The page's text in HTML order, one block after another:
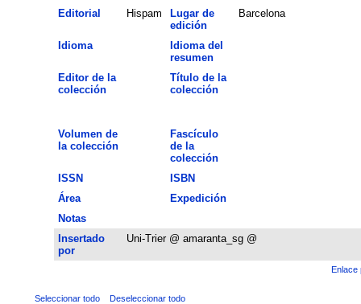
Editorial
Hispam
Lugar de
edición
Barcelona
Idioma
Idioma del
resumen
Editor de la
colección
Título de la
colección
Volumen de
la colección
Fascículo
de la
colección
ISSN
ISBN
Área
Expedición
Notas
Insertado
por
Uni-Trier @ amaranta_sg @
Enlace
Seleccionar todo Deseleccionar todo